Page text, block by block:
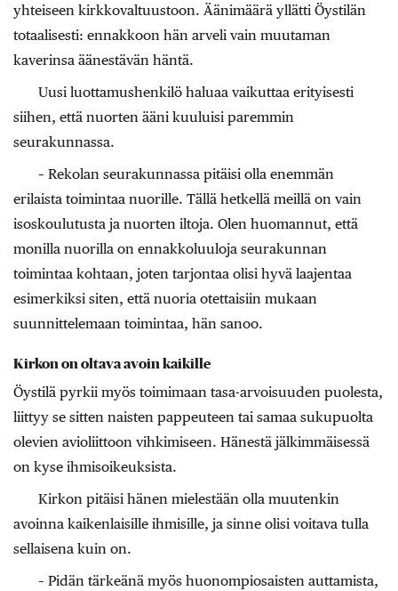
yhteiseen kirkkovaltuustoon. Äänimäärä yllätti Öystilän
totaalisesti: ennakkoon hän arveli vain muutaman
kaverinsa äänestävän häntä.
Uusi luottamushenkilö haluaa vaikuttaa erityisesti
siihen, että nuorten ääni kuuluisi paremmin
seurakunnassa.
– Rekolan seurakunnassa pitäisi olla enemmän
erilaista toimintaa nuorille. Tällä hetkellä meillä on vain
isoskoulutusta ja nuorten iltoja. Olen huomannut, että
monilla nuorilla on ennakkoluuloja seurakunnan
toimintaa kohtaan, joten tarjontaa olisi hyvä laajentaa
esimerkiksi siten, että nuoria otettaisiin mukaan
suunnittelemaan toimintaa, hän sanoo.
Kirkon on oltava avoin kaikille
Öystilä pyrkii myös toimimaan tasa-arvoisuuden puolesta,
liittyy se sitten naisten pappeuteen tai samaa sukupuolta
olevien avioliittoon vihkimiseen. Hänestä jälkimmäisessä
on kyse ihmisoikeuksista.
Kirkon pitäisi hänen mielestään olla muutenkin
avoinna kaikenlaisille ihmisille, ja sinne olisi voitava tulla
sellaisena kuin on.
– Pidän tärkeänä myös huonompiosaisten auttamista,